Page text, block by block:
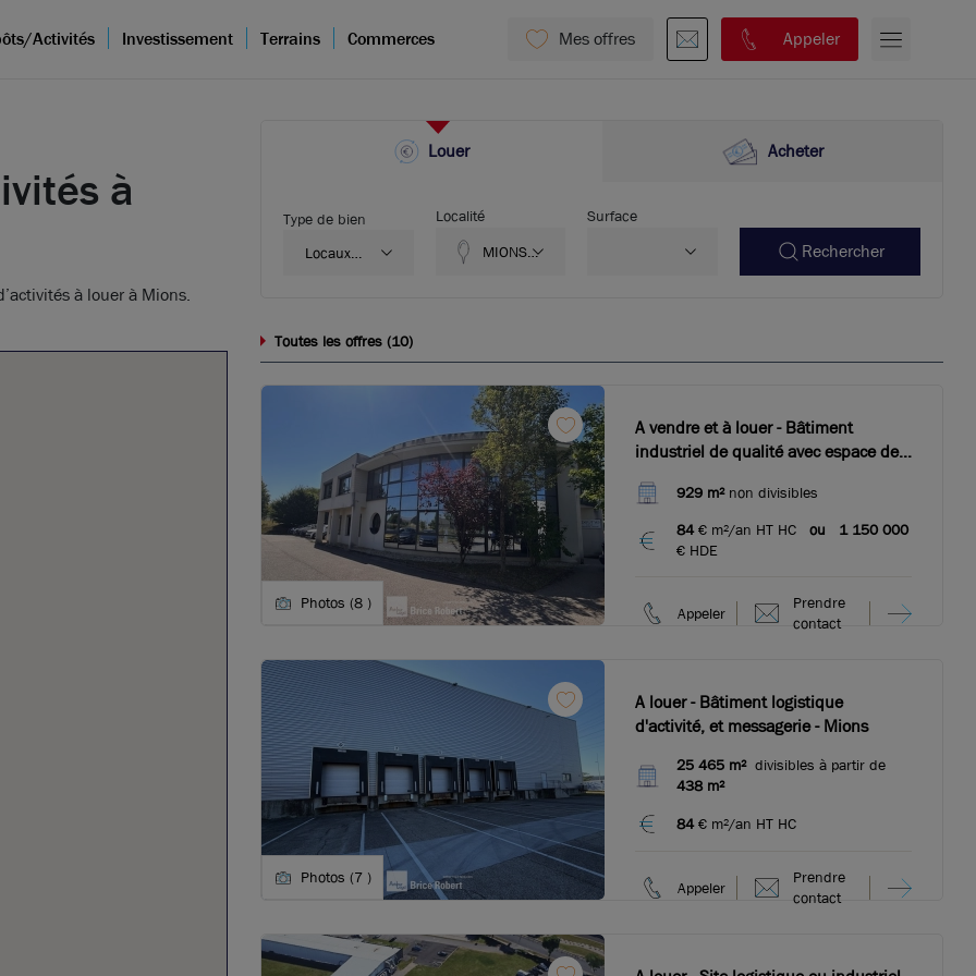
Activités Investissement Terrains Commerces Mes offres Appeler
à
à louer à Mions.
Louer Acheter
Type de bien
Locaux
Localité
MIONS
Surface
Rechercher
Toutes les offres (10)
Photos (8 )
A vendre et à louer - Bâtiment
industriel de qualité avec espace de
Toussieu929 m²non divisibles
84€ m²/an HT HC ou
1 150 000
€ HDE
Appeler
Prendre
contact
Photos (7 )
A louer - Bâtiment logistique
d'activité, et messagerie - Mions
25 465 m²divisibles à partir de
438 m²
84€ m²/an HT HC
Appeler
Prendre
contact